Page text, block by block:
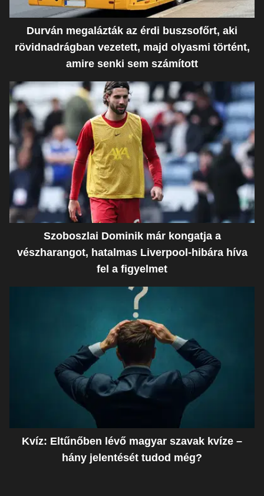
Durván megalázták az érdi buszsofőrt, aki
rövidnadrágban vezetett, majd olyasmi történt,
amire senki sem számított
Szoboszlai Dominik már kongatja a
vészharangot, hatalmas Liverpool-hibára híva
fel a figyelmet
Kvíz: Eltűnőben lévő magyar szavak kvíze –
hány jelentését tudod még?